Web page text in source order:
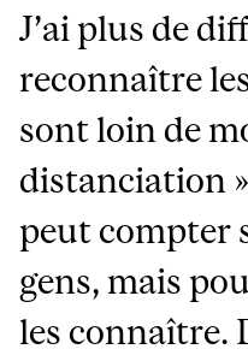
J’ai plus de
reconnaître
sont loin de
distanciation
peut compter
gens, mais
les connaître.